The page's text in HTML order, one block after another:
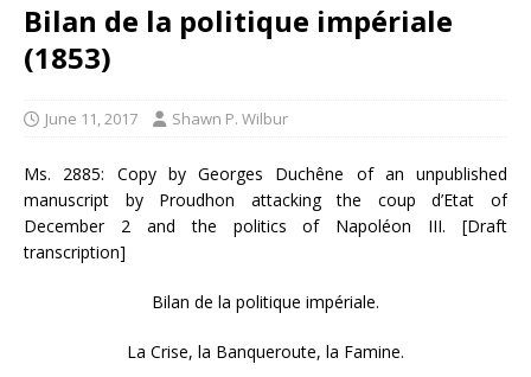
Bilan de la politique impériale
(1853)
June 11, 2017 Shawn P. Wilbur
Ms. 2885: Copy by Georges Duchêne of an unpublished
manuscript by Proudhon attacking the coup d’Etat of
December 2 and the politics of Napoléon III. [Draft
transcription]
Bilan de la politique impériale.
La Crise, la Banqueroute, la Famine.